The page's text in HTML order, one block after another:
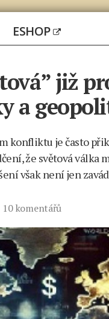
ESHOP
již
a
konfliktu je často
že světová válka
však není jen
10 komentářů
s
názvem
“Třetí
světová”
probíhá.